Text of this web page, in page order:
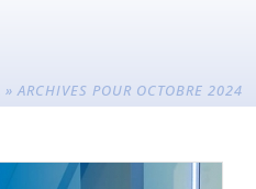
»ARCHIVES POUR OCTOBRE 2024